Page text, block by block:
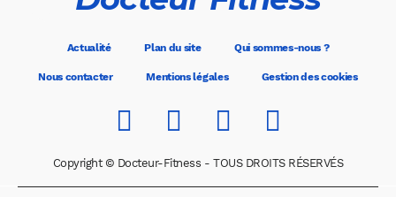
Actualité Plan du site Qui sommes-nous ?
Nous contacter Mentions légales Gestion des cookies
Copyright © Docteur-Fitness - TOUS DROITS RÉSERVÉS